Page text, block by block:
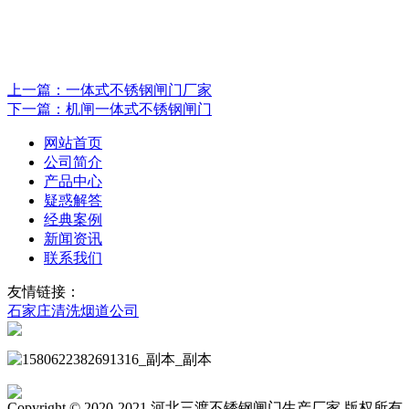
上一篇：一体式不锈钢闸门厂家
下一篇：机闸一体式不锈钢闸门
网站首页
公司简介
产品中心
疑惑解答
经典案例
新闻资讯
联系我们
友情链接：
石家庄清洗烟道公司